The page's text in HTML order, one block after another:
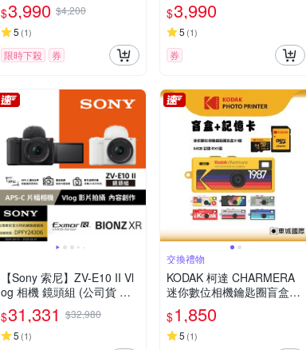
$3,990 $4,200
5 (1)
限時下殺 券
$3,990
5 (1)
券
【Sony 索尼】ZV-E10 II Vl
og 相機 鏡頭組 (公司貨 保
固18+6個月)
$31,331 $32,980
5 (1)
交換禮物
KODAK 柯達 CHARMERA
迷你數位相機鑰匙圈盲盒+6
4G記憶卡組
$1,850
5 (1)